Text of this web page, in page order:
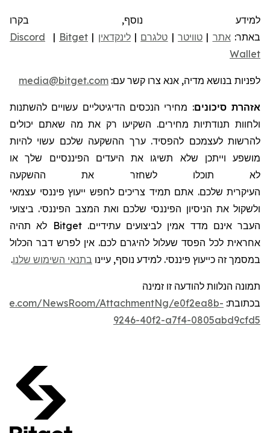
למידע נוסף, בקרו
באתר:אתר | טוויטר| טלגרם |לינקדאין |
Discord | Bitget
Wallet
לפניות בנושא מדיה, אנא צרו קשר עם: media@bitget.com
אזהרת סיכונים: מחירי הנכסים הדיגיטליים עשויים להשתנות
ולחוות תנודתיות מחירים. השקיעו רק את מה שאתם יכולים
להרשות לעצמכם להפסיד. ערך ההשקעה שלכם עשוי להיות
מושפע וייתכן שלא תשיגו את היעדים הפיננסיים שלך או
לא תוכלו לשחזר את ההשקעה
העיקרית שלכם. אתם תמיד צריכים לחפש ייעוץ פיננסי עצמאי
ולשקול את הניסיון הפיננסי שלכם ואת המצב הפיננסי. ביצועי
העבר אינם מדד אמין לביצועים עתידיים.Bitget לא תהיה
אחראית לכל הפסד שעלול להיגרם לכם. אין לפרש דבר הכלול
במסמך זה כייעוץ פיננסי. למידע נוסף, עיינו בתנאי השימוש שלנו.
תמונה הנלוות להודעה זו זמינה
בכתובת: NewsRoom/AttachmentNg/e0f2ea8b-
9246-40f2-a7f4-0805abd9cfd5